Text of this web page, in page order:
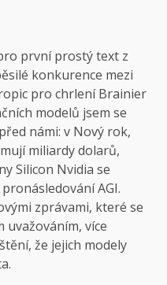
první prostý text z
konkurence mezi
pro chrlení Brainier
modelů jsem se
námi: v Nový rok,
miliardy dolarů,
Silicon Nvidia se
AGI.
zprávami, které se
více
že jejich modely